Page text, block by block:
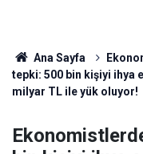
Ana Sayfa
tepki: 500 bin kişiyi ihya
milyar TL ile yük oluyor!